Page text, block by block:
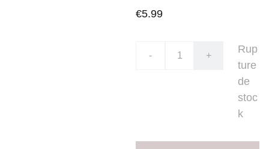
€5.99
- +
Rup
ture
de
stoc
k